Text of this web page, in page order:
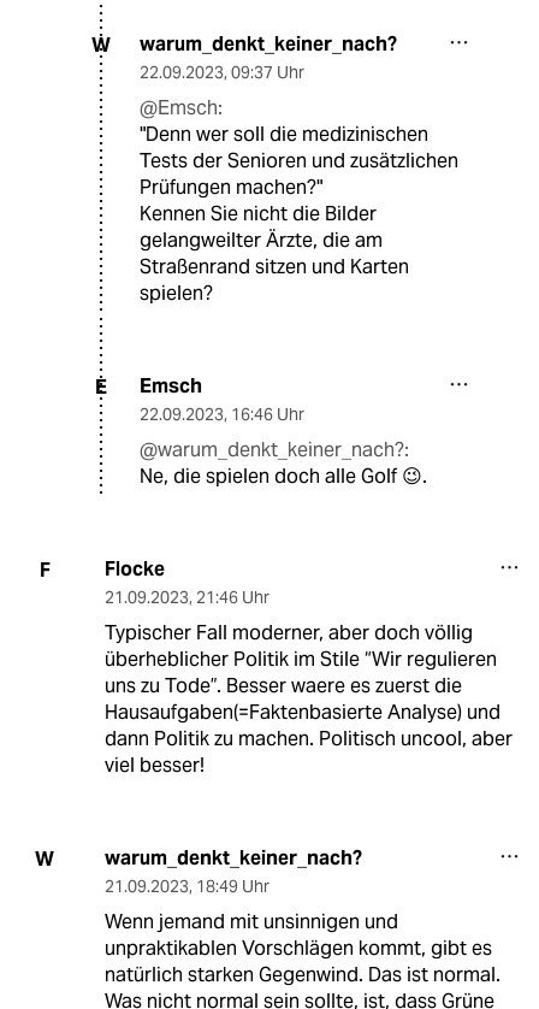
W warum_denkt_keiner_nach?
22.09.2023, 09:37 Uhr
@Emsch:
"Denn wer soll die medizinischen
Tests der Senioren und zusätzlichen
Prüfungen machen?"
Kennen Sie nicht die Bilder
gelangweilter Ärzte, die am
Straßenrand sitzen und Karten
spielen?
E Emsch
22.09.2023, 16:46 Uhr
@warum_denkt_keiner_nach?:
Ne, die spielen doch alle Golf 😉.
F Flocke
21.09.2023, 21:46 Uhr
Typischer Fall moderner, aber doch völlig
überheblicher Politik im Stile “Wir regulieren
uns zu Tode”. Besser waere es zuerst die
Hausaufgaben(=Faktenbasierte Analyse) und
dann Politik zu machen. Politisch uncool, aber
viel besser!
W warum_denkt_keiner_nach?
21.09.2023, 18:49 Uhr
Wenn jemand mit unsinnigen und
unpraktikablen Vorschlägen kommt, gibt es
natürlich starken Gegenwind. Das ist normal.
Was nicht normal sein sollte, ist, dass Grüne